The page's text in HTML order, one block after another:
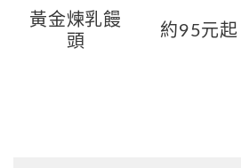
黃金煉乳饅
頭
約95元起